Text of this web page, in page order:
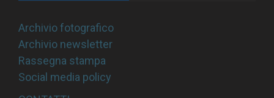
Archivio fotografico
Archivio newsletter
Rassegna stampa
Social media policy